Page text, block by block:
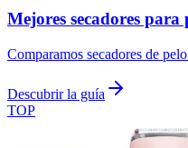
Mejores secadores
Comparamos secadores de
Descubrir la guía
TOP